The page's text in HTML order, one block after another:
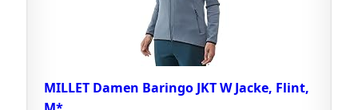
MILLET Damen Baringo JKT W Jacke, Flint,